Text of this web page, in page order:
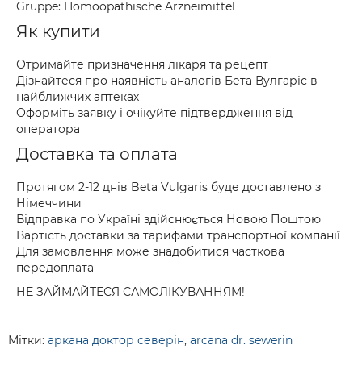
Gruppe: Homöopathische Arzneimittel
Як купити
Отримайте призначення лікаря та рецепт
Дізнайтеся про наявність аналогів Бета Вулгаріс в
найближчих аптеках
Оформіть заявку і очікуйте підтвердження від
оператора
Доставка та оплата
Протягом 2-12 днів Beta Vulgaris буде доставлено з
Німеччини
Відправка по Україні здійснюється Новою Поштою
Вартість доставки за тарифами транспортної компанії
Для замовлення може знадобитися часткова
передоплата
НЕ ЗАЙМАЙТЕСЯ САМОЛІКУВАННЯМ!
Мітки: аркана доктор северін, arcana dr. sewerin